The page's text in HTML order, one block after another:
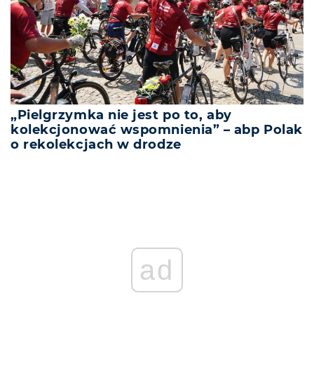
„Pielgrzymka nie jest po to, aby
kolekcjonować wspomnienia” – abp Polak
o rekolekcjach w drodze
ad